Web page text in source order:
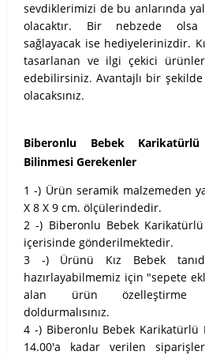
sevdiklerimizi de bu anlarında
olacaktır. Bir nebzede olsa
sağlayacak ise hediyelerinizdir.
tasarlanan ve ilgi çekici
edebilirsiniz. Avantajlı bir şekilde
olacaksınız.
Biberonlu Bebek
Bilinmesi Gerekenler
1 -) Ürün seramik malzemeden
X 8 X 9 cm. ölçülerindedir.
2 -) Biberonlu Bebek
içerisinde gönderilmektedir.
3 -) Ürünü Kız Bebek
hazırlayabilmemiz için "sepete
alan ürün özelleştirme
doldurmalısınız.
4 -) Biberonlu Bebek Karikatürlü
14.00'a kadar verilen